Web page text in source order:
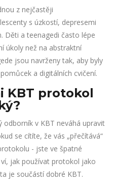
z nejčastěji
s úzkostí, depresemi
Děti a teenagedi často lépe
úkoly než na abstraktní
jsou navrženy tak, aby byly
a digitálních cvičení.
KBT protokol
odborník v KBT neváhá upravit
se cítíte, že vás „přečítává“
- jste ve špatné
jak používat protokol jako
je součástí dobré KBT.